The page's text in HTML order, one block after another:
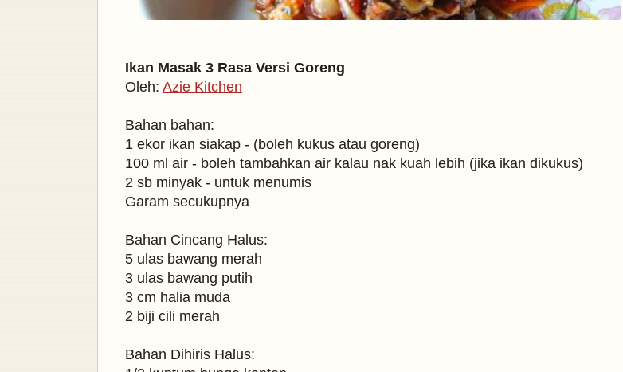
Ikan Masak 3 Rasa Versi Goreng
Oleh: Azie Kitchen
Bahan bahan:
1 ekor ikan siakap - (boleh kukus atau goreng)
100 ml air - boleh tambahkan air kalau nak kuah lebih (jika ikan dikukus)
2 sb minyak - untuk menumis
Garam secukupnya
Bahan Cincang Halus:
5 ulas bawang merah
3 ulas bawang putih
3 cm halia muda
2 biji cili merah
Bahan Dihiris Halus: